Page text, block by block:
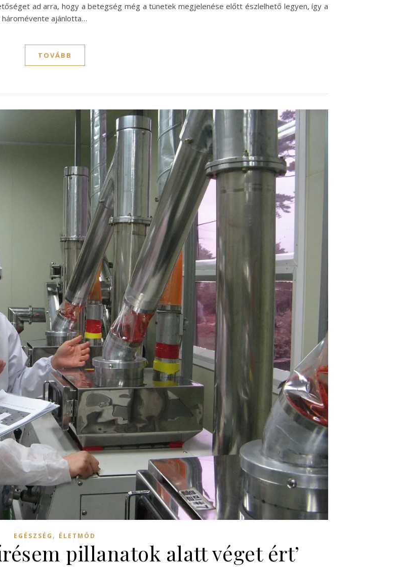
ad arra, hogy a betegség még a tünetek megjelenése előtt észlelhető legyen, így a
háromévente ajánlotta…
TOVÁBB
EGÉSZSÉG , ÉLETMÓD
pillanatok alatt véget ért’